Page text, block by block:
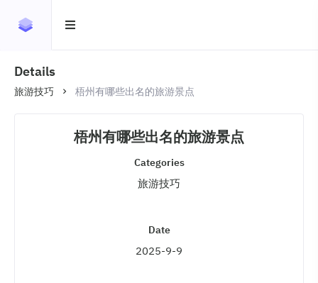
Details
旅游技巧 梧州有哪些出名的旅游景点
梧州有哪些出名的旅游景点
Categories
旅游技巧
Date
2025-9-9